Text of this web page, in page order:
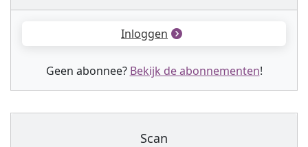
Inloggen
Geen abonnee? Bekijk de abonnementen!
Scan